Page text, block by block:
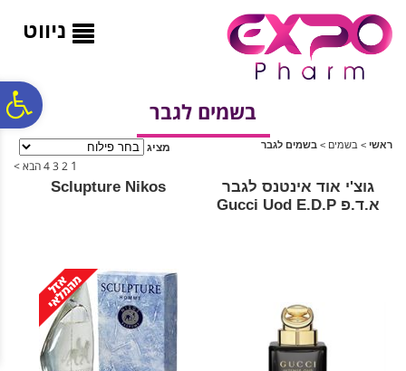
ניווט
בשמים לגבר
ראשי > בשמים > בשמים לגבר מציג
1
2
3
4הבא >
גוצ'י אוד אינטנס לגבר
א.ד.פ Gucci Uod E.D.P
Sclupture Nikos